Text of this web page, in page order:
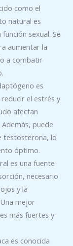
como el
natural es
sexual. Se
aumentar la
a combatir
es
el estrés y
afectan
puede
testosterona, lo
óptimo.
es una fuente
necesario
y la
mejor
más fuertes y
es conocida